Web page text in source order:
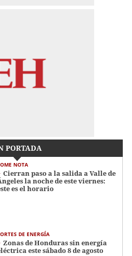
PORTADA
NOTA
Cierran paso a la salida a Valle de
la noche de este viernes:
es el horario
DE ENERGÍA
Zonas de Honduras sin energía
este sábado 8 de agosto